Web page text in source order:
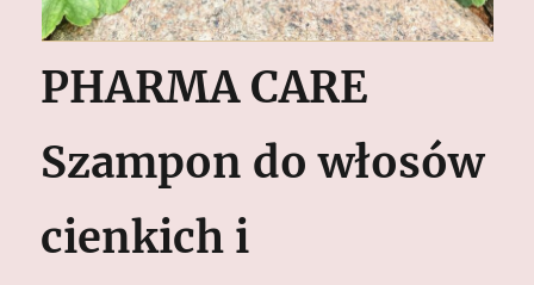
PHARMA CARE
Szampon do włosów
cienkich i